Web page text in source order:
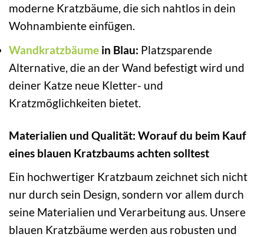
moderne Kratzbäume, die sich nahtlos in dein
Wohnambiente einfügen.
Wandkratzbäume in Blau: Platzsparende
Alternative, die an der Wand befestigt wird und
deiner Katze neue Kletter- und
Kratzmöglichkeiten bietet.
Materialien und Qualität: Worauf du beim Kauf
eines blauen Kratzbaums achten solltest
Ein hochwertiger Kratzbaum zeichnet sich nicht
nur durch sein Design, sondern vor allem durch
seine Materialien und Verarbeitung aus. Unsere
blauen Kratzbäume werden aus robusten und